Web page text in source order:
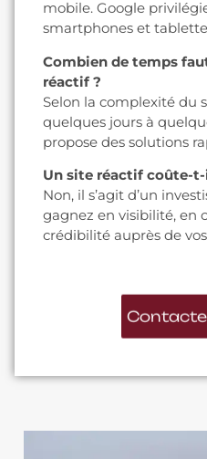
mobile. Google
smartphones et
Combien de temps
réactif ?
Selon la complexité du
quelques jours à
propose des solutions
Un site réactif coûte-
Non, il s’agit d’un
gagnez en visibilité, en
crédibilité auprès de